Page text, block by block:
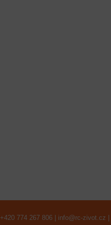
+420 774 267 806 | info@rc-zivot.cz